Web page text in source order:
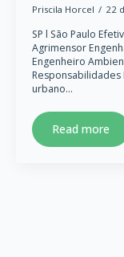
Priscila Horcel 22
SP l São Paulo
Agrimensor
Engenheiro
urbano…
Read more